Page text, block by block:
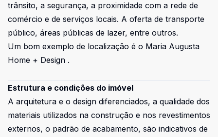
trânsito, a segurança, a proximidade com a rede de
comércio e de serviços locais. A oferta de transporte
público, áreas públicas de lazer, entre outros.
Um bom exemplo de localização é o Maria Augusta
Home + Design .
Estrutura e condições do imóvel
A arquitetura e o design diferenciados, a qualidade dos
materiais utilizados na construção e nos revestimentos
externos, o padrão de acabamento, são indicativos de